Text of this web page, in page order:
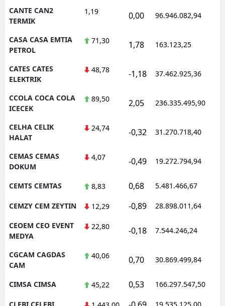
CANTE CAN2
TERMIK
1,19 0,00 96.946.082,94
CASA CASA EMTIA
PETROL
71,30 1,78 163.123,25
CATES CATES
ELEKTRIK
48,78 -1,18 37.462.925,36
CCOLA COCA COLA
ICECEK
89,50 2,05 236.335.495,90
CELHA CELIK
HALAT
24,74 -0,32 31.270.718,40
CEMAS CEMAS
DOKUM
4,07 -0,49 19.272.794,94
CEMTS CEMTAS 8,83 0,68 5.481.466,67
CEMZY CEM ZEYTIN 12,29 -0,89 28.898.011,64
CEOEM CEO EVENT
MEDYA
22,80 -0,18 7.544.246,24
CGCAM CAGDAS
CAM
40,06 0,70 30.869.499,84
CIMSA CIMSA 45,22 0,53 166.297.547,50
CLEBI CELEBI 19.535.125,00